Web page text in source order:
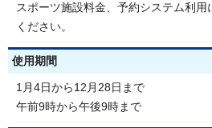
スポーツ施設料金、予約システム利
ください。
使用期間
1月4日から12月28日まで
午前9時から午後9時まで